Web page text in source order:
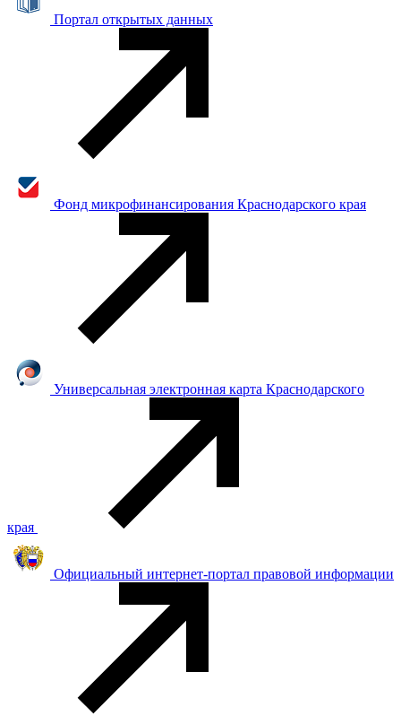
Портал открытых данных
Фонд микрофинансирования Краснодарского края
Универсальная электронная карта Краснодарского
края
Официальный интернет-портал правовой информации